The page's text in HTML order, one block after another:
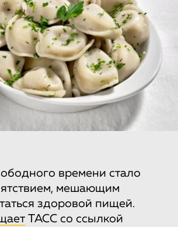
времени стало
мешающим
здоровой пищей.
ТАСС со ссылкой